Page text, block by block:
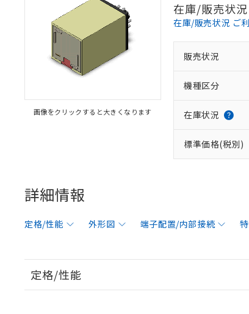
画像をクリックすると大きくなります
在庫/販売状況
在庫/販売状況 ご
販売状況
機種区分
在庫状況
標準価格(税別)
詳細情報
定格/性能 外形図 端子配置/内部接続
定格/性能